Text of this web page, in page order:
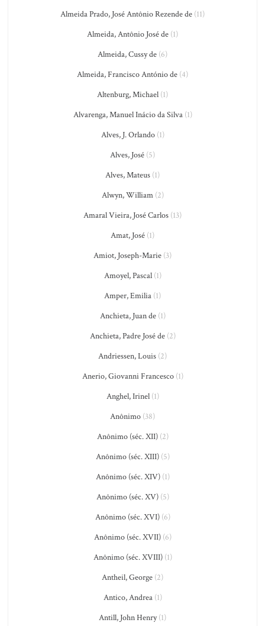
Almeida Prado, José Antônio Rezende de (11)
Almeida, Antônio José de (1)
Almeida, Cussy de (6)
Almeida, Francisco António de (4)
Altenburg, Michael (1)
Alvarenga, Manuel Inácio da Silva(1)
Alves, J. Orlando(1)
Alves, José (5)
Alves, Mateus (1)
Alwyn, William(2)
Amaral Vieira, José Carlos (13)
Amat, José (1)
Amiot, Joseph-Marie (3)
Amoyel, Pascal(1)
Amper, Emilia (1)
Anchieta, Juan de(1)
Anchieta, Padre José de(2)
Andriessen, Louis (2)
Anerio, Giovanni Francesco(1)
Anghel, Irinel(1)
Anônimo (38)
Anônimo (séc. XII)(2)
Anônimo (séc. XIII)(5)
Anônimo (séc. XIV)(1)
Anônimo (séc. XV)(5)
Anônimo (séc. XVI)(6)
Anônimo (séc. XVII)(6)
Anônimo (séc. XVIII)(1)
Antheil, George (2)
Antico, Andrea(1)
Antill, John Henry(1)